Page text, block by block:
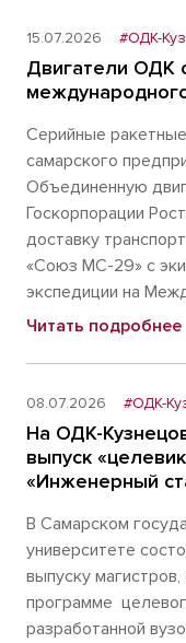
15.07.2026 #ОДК-
Двигатели ОДК
Серийные
самарского
Объединенную
Госкорпорации
доставку
«Союз МС-29» с
экспедиции на
Читать подробнее
08.07.2026 #ОДК-
На ОДК-
выпуск
«Инженерный
В Самарском
университете
выпуску
программе
разработанной